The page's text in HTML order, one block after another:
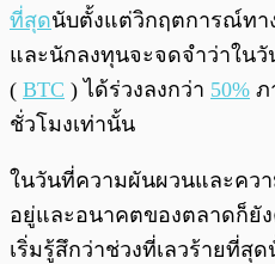
ที่สุดนับตั้งแต่วิกฤตการณ์ทาง
และนักลงทุนจะจดจำว่าใน
( BTC ) ได้ร่วงลงกว่า 50% ภ
ชั่วโมงเท่านั้น
ในวันที่ความผันผวนและคว
อยู่และอนาคตของตลาดก็ยั
เริ่มรู้สึกว่าช่วงที่เลวร้ายที่สุ